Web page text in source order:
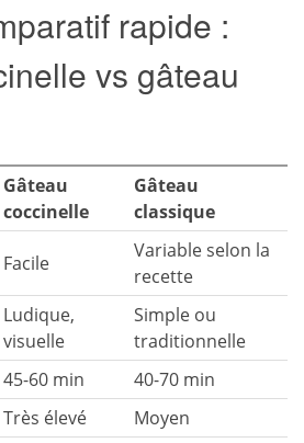
rapide :
vs gâteau
Gâteau
coccinelle
Gâteau
classique
Facile
Variable selon la
recette
Ludique,
visuelle
Simple ou
traditionnelle
45-60 min
40-70 min
Très élevé
Moyen